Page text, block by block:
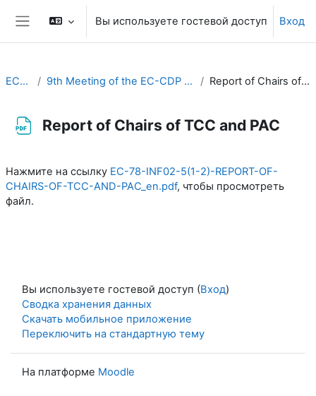
Перейти к основному содержанию
Боковая панель
Вы используете гостевой доступ Вход
EC-CDP 9th Meeting of the EC-CDP (22 & 23 April 2024) Report of Chairs of TCC and PAC
Report of Chairs of TCC and PAC
Нажмите на ссылку EC-78-INF02-5(1-2)-REPORT-OF-
CHAIRS-OF-TCC-AND-PAC_en.pdf, чтобы просмотреть
файл.
Вы используете гостевой доступ (Вход)
Сводка хранения данных
Скачать мобильное приложение
Переключить на стандартную тему
На платформе Moodle